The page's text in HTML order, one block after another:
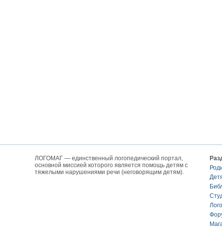
ЛОГОМАГ — единственный логопедический портал,
основной миссией которого является помощь детям с
тяжелыми нарушениями речи (неговорящим детям).